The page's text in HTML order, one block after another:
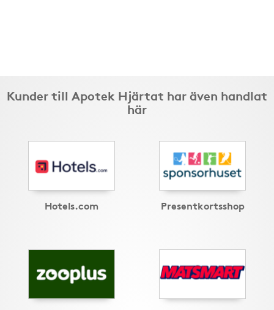
Kunder till Apotek Hjärtat har även handlat
här
Hotels.com Presentkortsshop